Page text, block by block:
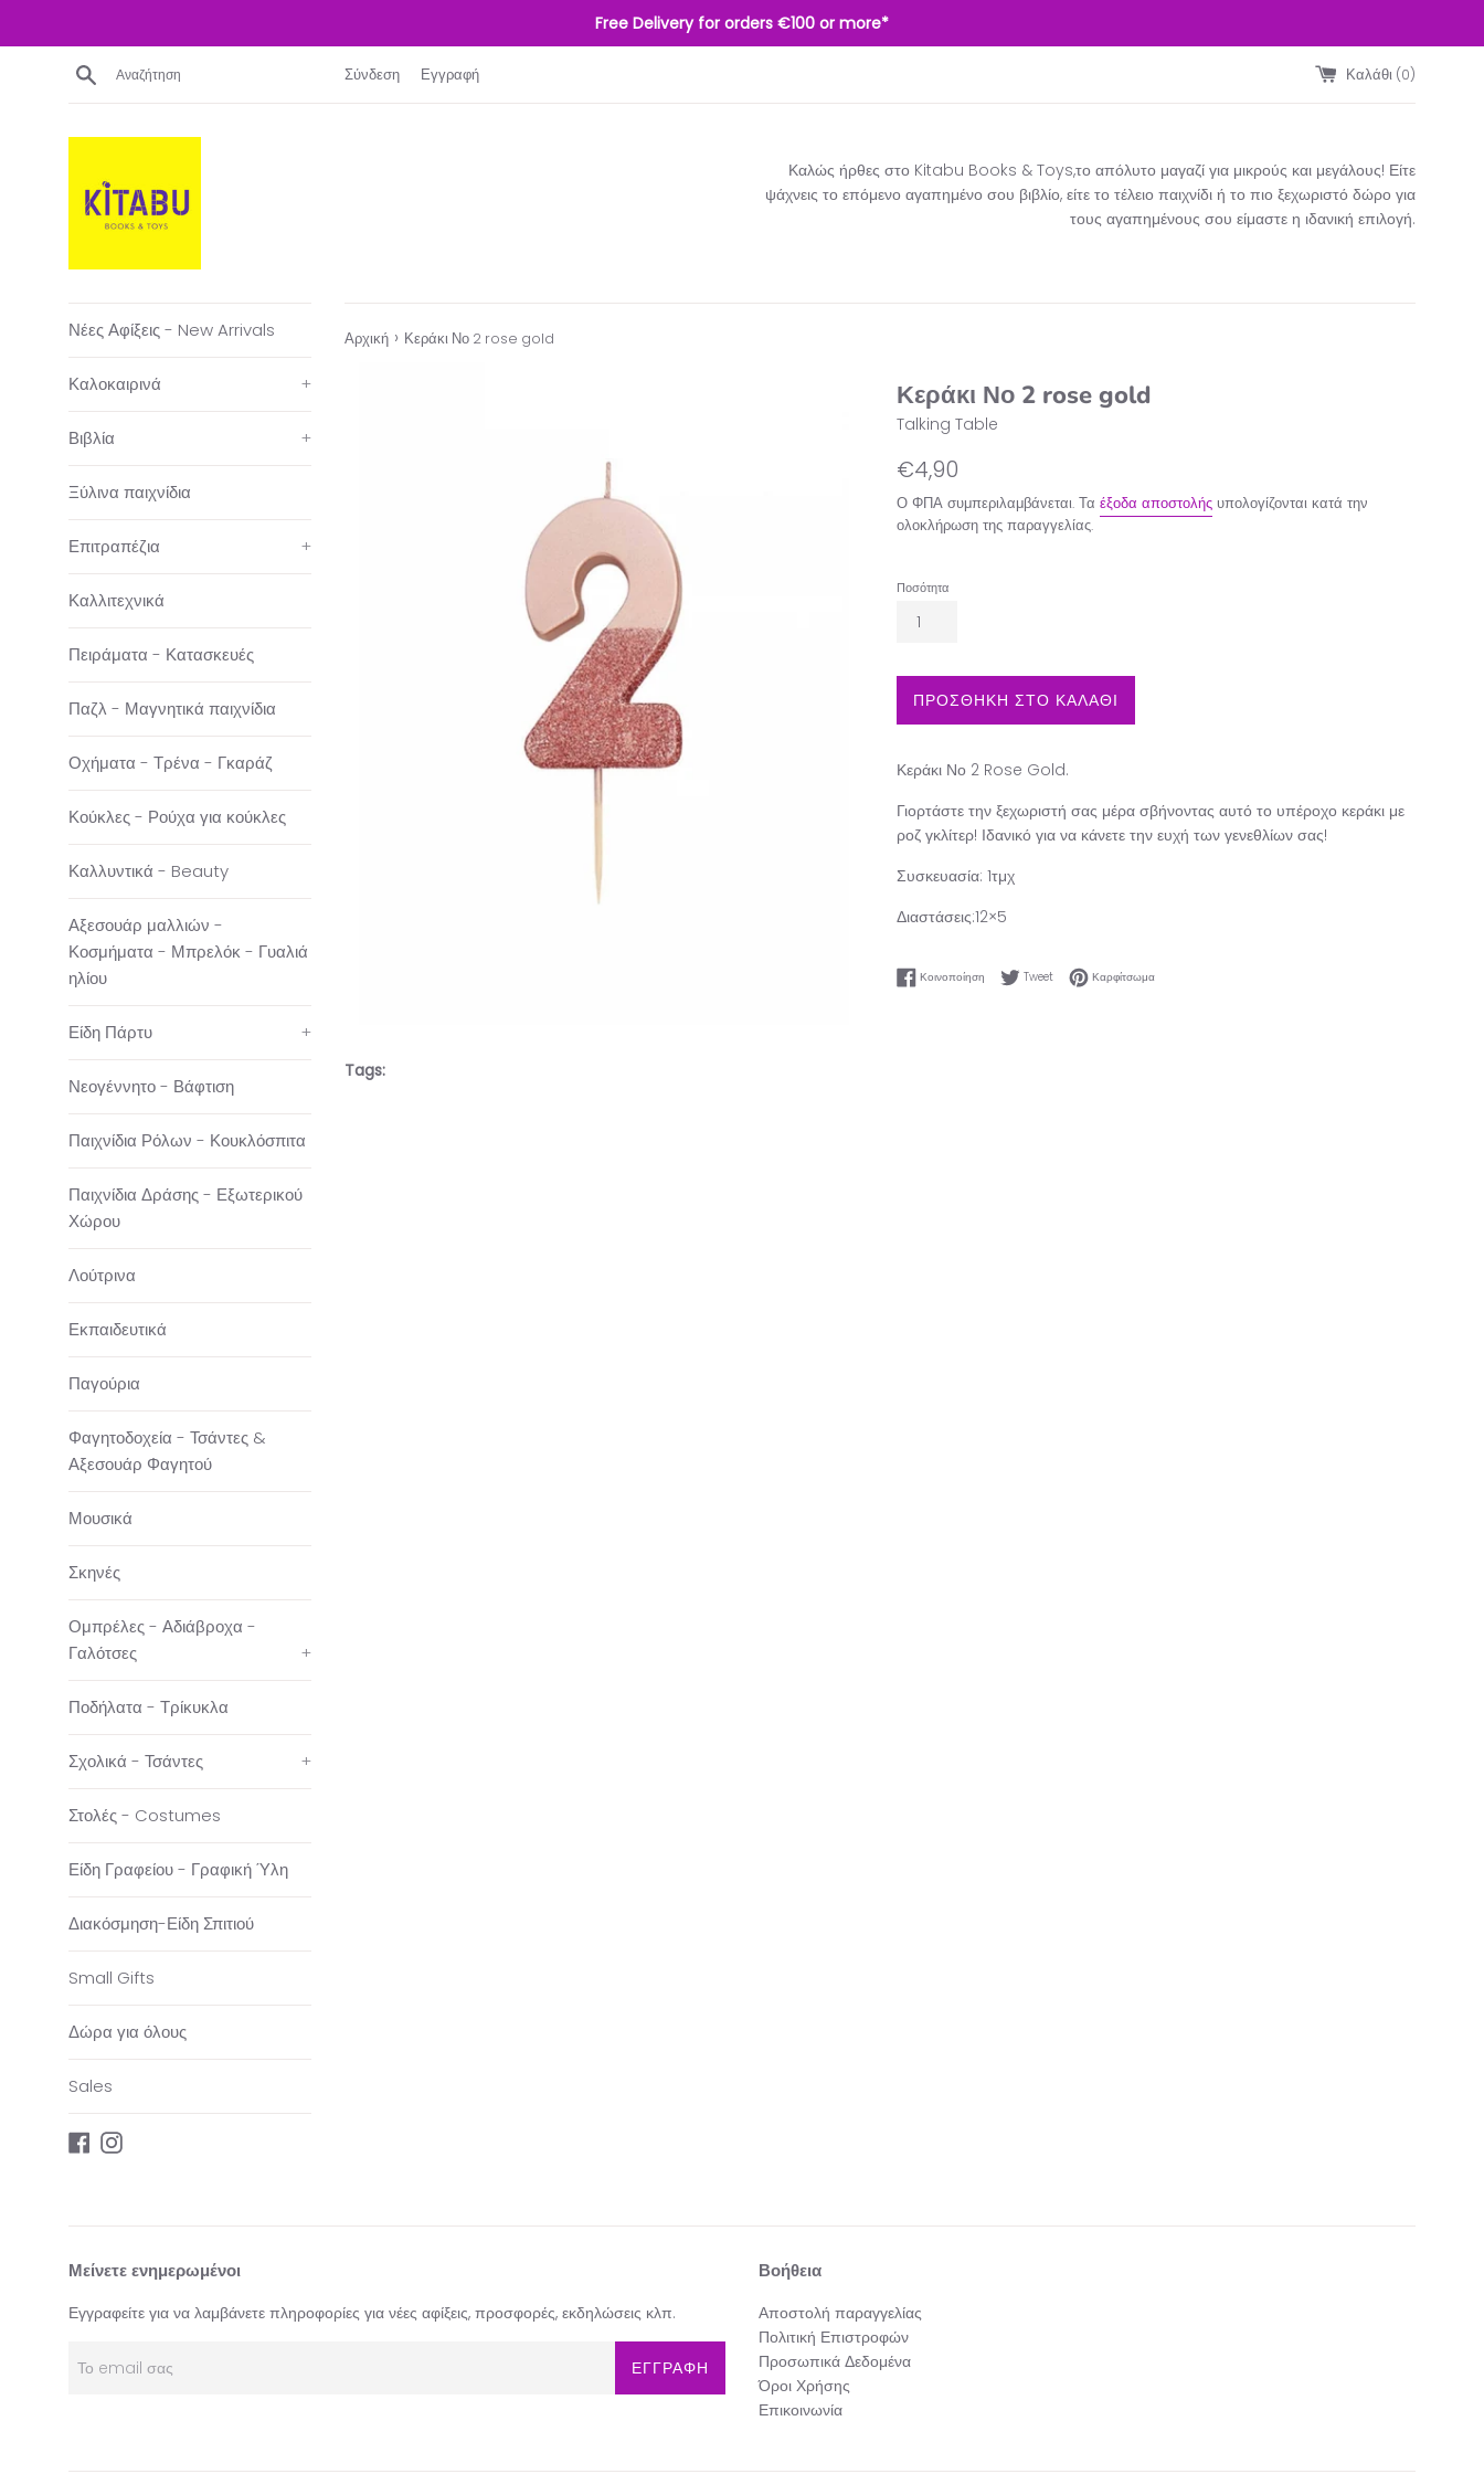
περιεχόμενο
Free Delivery for orders €100 or more*
Αναζήτηση Σύνδεση Εγγραφή Καλάθι (0)
Καλώς ήρθες στο Kitabu Books & Toys,το απόλυτο μαγαζί για μικρούς και μεγάλους! Είτε
ψάχνεις το επόμενο αγαπημένο σου βιβλίο, είτε το τέλειο παιχνίδι ή το πιο ξεχωριστό δώρο για
τους αγαπημένους σου είμαστε η ιδανική επιλογή.​
Νέες Αφίξεις - New Arrivals
Καλοκαιρινά +
Βιβλία +
Ξύλινα παιχνίδια
Επιτραπέζια +
Καλλιτεχνικά
Πειράματα - Κατασκευές
Παζλ - Μαγνητικά παιχνίδια
Οχήματα - Τρένα - Γκαράζ
Κούκλες - Ρούχα για κούκλες
Καλλυντικά - Beauty
Αξεσουάρ μαλλιών -
Κοσμήματα - Μπρελόκ - Γυαλιά
ηλίου
Είδη Πάρτυ +
Νεογέννητο - Βάφτιση
Παιχνίδια Ρόλων - Κουκλόσπιτα
Παιχνίδια Δράσης - Εξωτερικού
Χώρου
Λούτρινα
Εκπαιδευτικά
Παγούρια
Φαγητοδοχεία - Τσάντες &
Αξεσουάρ Φαγητού
Μουσικά
Σκηνές
Ομπρέλες - Αδιάβροχα -
Γαλότσες
+
Ποδήλατα - Τρίκυκλα
Σχολικά - Τσάντες +
Στολές - Costumes
Είδη Γραφείου - Γραφική Ύλη
Διακόσμηση-Είδη Σπιτιού
Small Gifts
Δώρα για όλους
Sales
Facebook
Instagram
Αρχική › Κεράκι Νο 2 rose gold
Κεράκι Νο 2 rose gold
Talking Table
Κανονική
€4,90
Ο ΦΠΑ συμπεριλαμβάνεται. Τα έξοδα αποστολής υπολογίζονται κατά την
ολοκλήρωση της παραγγελίας.
Ποσότητα
ΠΡΟΣΘΗΚΗ ΣΤΟ ΚΑΛΑΘΙ
Κεράκι Νο 2 Rose Gold.
Γιορτάστε την ξεχωριστή σας μέρα σβήνοντας αυτό το υπέροχο κεράκι με
ροζ γκλίτερ! Ιδανικό για να κάνετε την ευχή των γενεθλίων σας!
Συσκευασία: 1τμχ
Διαστάσεις:12×5
Κοινοποίηση Κοινοποίηση στο Facebook
TweetTweet στο Twitter
ΚαρφίτσωμαΚαρφίτσωμα στο Pinterest
Tags:
Μείνετε ενημερωμένοι
Εγγραφείτε για να λαμβάνετε πληροφορίες για νέες αφίξεις, προσφορές, εκδηλώσεις κλπ.
ΕΓΓΡΑΦΗ
Βοήθεια
Αποστολή παραγγελίας
Πολιτική Επιστροφών
Προσωπικά Δεδομένα
Όροι Χρήσης
Επικοινωνία